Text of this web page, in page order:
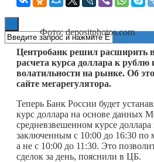
Фото: depositphotos.com
Центробанк решил расширить
расчета курса доллара к
волатильности на рынке. Об
сайте мегарегулятора.
Теперь Банк России будет
курс доллара на основе данных
средневзвешенном курсе
заключенным с 10:00 до 16:30 по
а не с 10:00 до 11:30. Это
сделок за день, пояснили в ЦБ.